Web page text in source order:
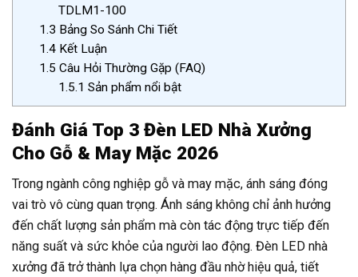
TDLM1-100
1.3 Bảng So Sánh Chi Tiết
1.4 Kết Luận
1.5 Câu Hỏi Thường Gặp (FAQ)
1.5.1 Sản phẩm nổi bật
Đánh Giá Top 3 Đèn LED Nhà Xưởng
Cho Gỗ & May Mặc 2026
Trong ngành công nghiệp gỗ và may mặc, ánh sáng đóng
vai trò vô cùng quan trọng. Ánh sáng không chỉ ảnh hưởng
đến chất lượng sản phẩm mà còn tác động trực tiếp đến
năng suất và sức khỏe của người lao động. Đèn LED nhà
xưởng đã trở thành lựa chọn hàng đầu nhờ hiệu quả, tiết